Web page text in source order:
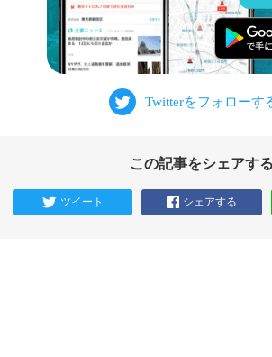
この記事をシェアする
ツイート シェアする